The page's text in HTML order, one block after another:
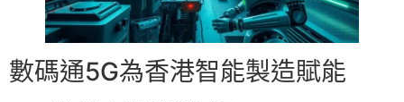
數碼通5G為香港智能製造賦能